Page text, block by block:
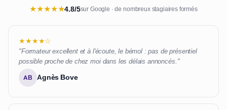
★★★★★4.8/5sur Google · de nombreux stagiaires formés
★★★★☆
"Formateur excellent et à l'écoute, le bémol : pas de présentiel
possible proche de chez moi dans les délais annoncés."
AB Agnès Bove